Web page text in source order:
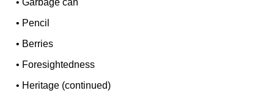
•Garbage can
• Pencil
• Berries
• Foresightedness
• Heritage (continued)